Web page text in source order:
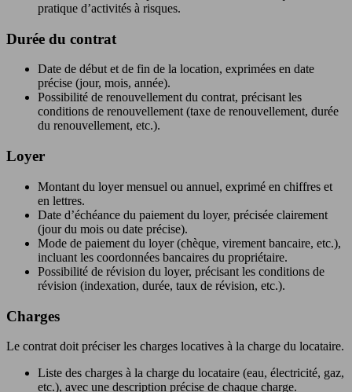
pratique d’activités à risques.
Durée du contrat
Date de début et de fin de la location, exprimées en date
précise (jour, mois, année).
Possibilité de renouvellement du contrat, précisant les
conditions de renouvellement (taxe de renouvellement, durée
du renouvellement, etc.).
Loyer
Montant du loyer mensuel ou annuel, exprimé en chiffres et
en lettres.
Date d’échéance du paiement du loyer, précisée clairement
(jour du mois ou date précise).
Mode de paiement du loyer (chèque, virement bancaire, etc.),
incluant les coordonnées bancaires du propriétaire.
Possibilité de révision du loyer, précisant les conditions de
révision (indexation, durée, taux de révision, etc.).
Charges
Le contrat doit préciser les charges locatives à la charge du locataire.
Liste des charges à la charge du locataire (eau, électricité, gaz,
etc.), avec une description précise de chaque charge.